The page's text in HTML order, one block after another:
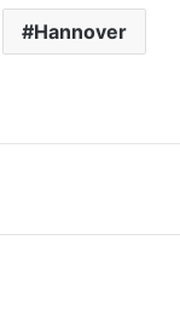
Hannover